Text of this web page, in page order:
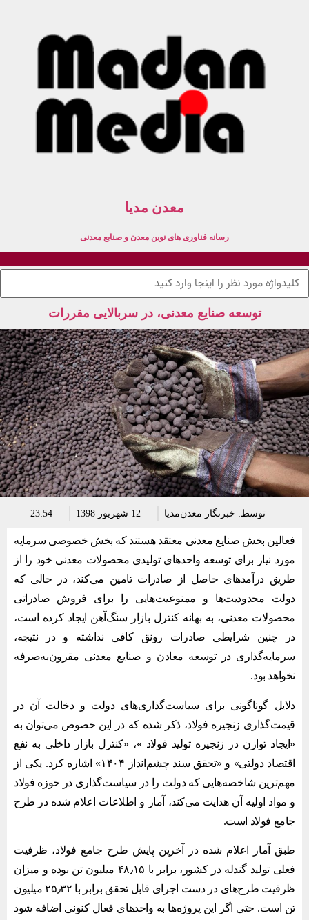
معدن مدیا
رسانه فناوری های نوین معدن و صنایع معدنی
توسعه صنایع معدنی، در سربالایی مقررات
توسط: خبرنگار معدن‌مدیا 12 شهریور 1398 23:54
فعالین بخش صنایع معدنی معتقد هستند که بخش خصوصی سرمایه
مورد نیاز برای توسعه واحدهای تولیدی محصولات معدنی خود را از
طریق درآمدهای حاصل از صادرات تامین می‌کند، در حالی که
دولت محدودیت‌ها و ممنوعیت‌هایی را برای فروش صادراتی
محصولات معدنی، به بهانه کنترل بازار سنگ‌آهن ایجاد کرده است،
در چنین شرایطی صادرات رونق کافی نداشته و در نتیجه،
سرمایه‌گذاری در توسعه معادن و صنایع معدنی مقرون‌به‌صرفه
نخواهد بود.
دلایل گوناگونی برای سیاست‌گذاری‌های دولت و دخالت آن در
قیمت‌گذاری زنجیره فولاد، ذکر شده که در این خصوص می‌توان به
«ایجاد توازن در زنجیره تولید فولاد »، «کنترل بازار داخلی به نفع
اقتصاد دولتی» و «تحقق سند چشم‌انداز ۱۴۰۴» اشاره کرد. یکی از
مهم‌ترین شاخصه‌هایی که دولت را در سیاست‌گذاری‌ در حوزه فولاد
و مواد اولیه آن هدایت می‌کند، آمار و اطلاعات اعلام شده در طرح
جامع فولاد است.
طبق آمار اعلام شده در آخرین پایش طرح جامع فولاد، ظرفیت
فعلی تولید گندله در کشور، برابر با ۴۸٫۱۵ میلیون تن بوده و میزان
ظرفیت طرح‌های در دست اجرای قابل تحقق برابر با ۲۵٫۳۲ میلیون
تن است. حتی اگر این پروژه‌ها به واحدهای فعال کنونی اضافه شود